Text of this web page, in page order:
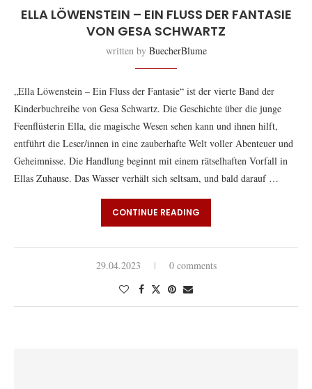
ELLA LÖWENSTEIN – EIN FLUSS DER FANTASIE
VON GESA SCHWARTZ
written by BuecherBlume
„Ella Löwenstein – Ein Fluss der Fantasie“ ist der vierte Band der
Kinderbuchreihe von Gesa Schwartz. Die Geschichte über die junge
Feenflüsterin Ella, die magische Wesen sehen kann und ihnen hilft,
entführt die Leser/innen in eine zauberhafte Welt voller Abenteuer und
Geheimnisse. Die Handlung beginnt mit einem rätselhaften Vorfall in
Ellas Zuhause. Das Wasser verhält sich seltsam, und bald darauf …
CONTINUE READING
29.04.2023 0 comments